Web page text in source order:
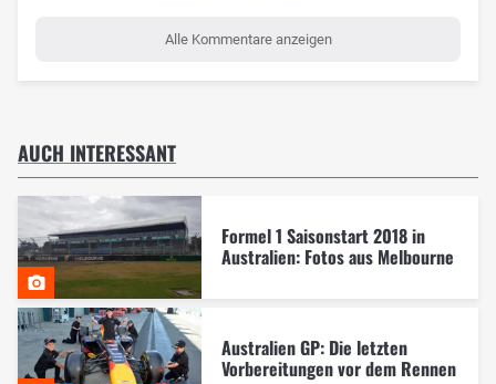
Alle Kommentare anzeigen
AUCH INTERESSANT
Formel 1 Saisonstart 2018 in
Australien: Fotos aus Melbourne
Australien GP: Die letzten
Vorbereitungen vor dem Rennen